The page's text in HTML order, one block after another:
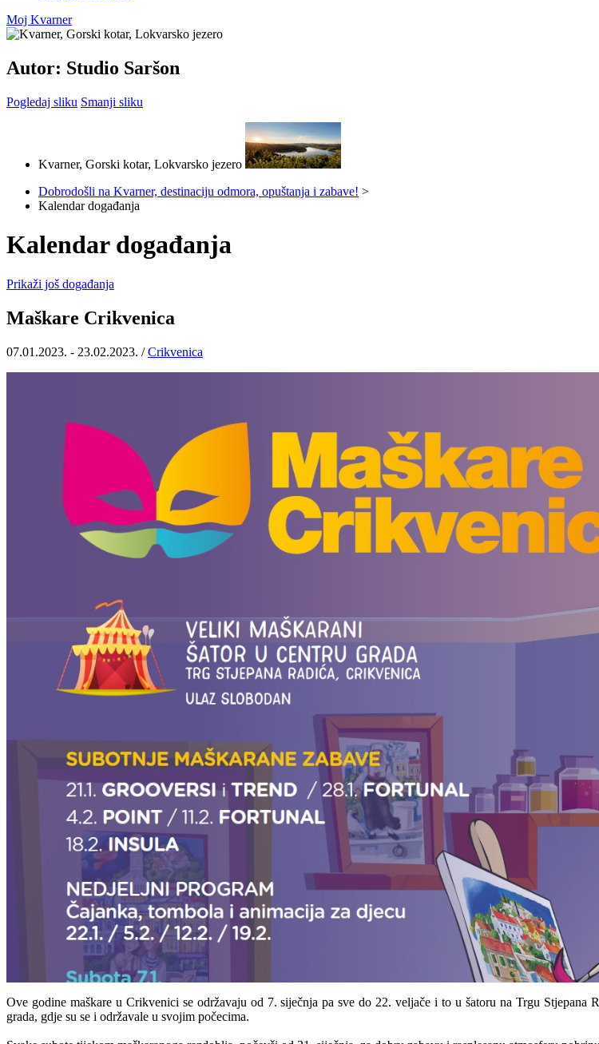
Moj Kvarner
Autor: Studio Saršon
Pogledaj sliku Smanji sliku
Kvarner, Gorski kotar, Lokvarsko jezero
Dobrodošli na Kvarner, destinaciju odmora, opuštanja i zabave! >
Kalendar događanja
Kalendar događanja
Prikaži još događanja
Maškare Crikvenica
07.01.2023. - 23.02.2023. /Crikvenica
Ove godine maškare u Crikvenici se održavaju od 7. siječnja pa sve do 22. veljače i to u šatoru na Trgu Stjepana
grada, gdje su se i održavale u svojim počecima.